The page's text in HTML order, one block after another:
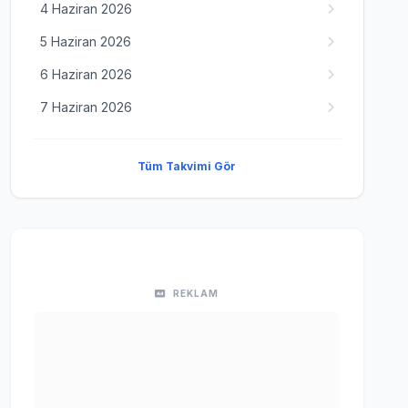
4 Haziran 2026
5 Haziran 2026
6 Haziran 2026
7 Haziran 2026
Tüm Takvimi Gör
REKLAM